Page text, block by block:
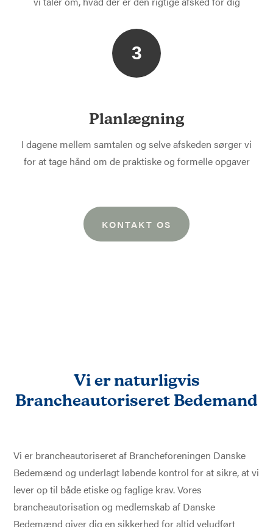
3
Planlægning
I dagene mellem samtalen og selve afskeden sørger vi
for at tage hånd om de praktiske og formelle opgaver
KONTAKT OS
Vi er naturligvis
Brancheautoriseret Bedemand
Vi er brancheautoriseret af Brancheforeningen Danske
Bedemænd og underlagt løbende kontrol for at sikre, at vi
lever op til både etiske og faglige krav. Vores
brancheautorisation og medlemskab af Danske
Bedemænd giver dig en sikkerhed for altid veludført